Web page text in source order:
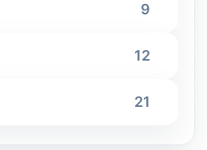
9
12
21